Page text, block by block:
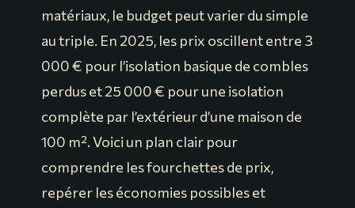
matériaux, le budget peut varier du simple
au triple. En 2025, les prix oscillent entre 3
000 € pour l’isolation basique de combles
perdus et 25 000 € pour une isolation
complète par l’extérieur d’une maison de
100 m². Voici un plan clair pour
comprendre les fourchettes de prix,
repérer les économies possibles et